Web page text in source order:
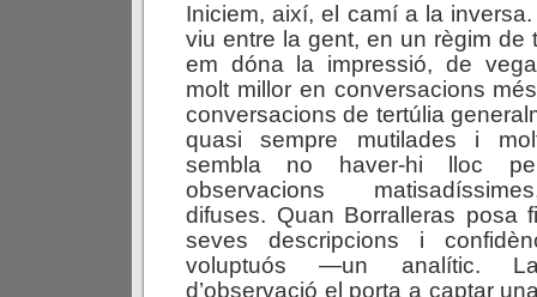
Iniciem, així, el camí a la
viu entre la gent, en un règim de
em dóna la impressió, de
molt millor en conversacions
conversacions de tertúlia
quasi sempre mutilades i
sembla no haver-hi lloc
observacions
difuses. Quan Borralleras posa
seves descripcions i
voluptuós —un analític.
d’observació el porta a captar